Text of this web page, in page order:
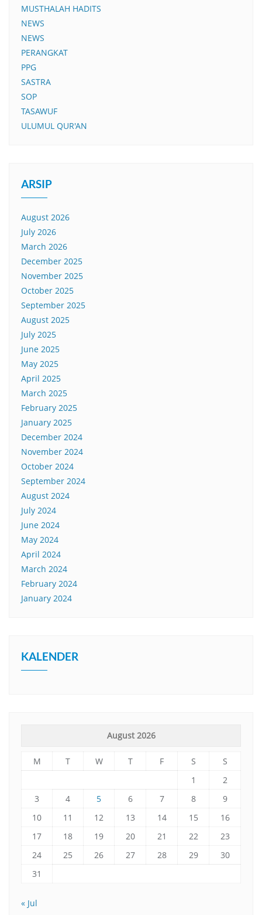
MUSTHALAH HADITS
NEWS
NEWS
PERANGKAT
PPG
SASTRA
SOP
TASAWUF
ULUMUL QUR'AN
ARSIP
August 2026
July 2026
March 2026
December 2025
November 2025
October 2025
September 2025
August 2025
July 2025
June 2025
May 2025
April 2025
March 2025
February 2025
January 2025
December 2024
November 2024
October 2024
September 2024
August 2024
July 2024
June 2024
May 2024
April 2024
March 2024
February 2024
January 2024
KALENDER
August 2026
M T W T F S
S
1
2
3
4 5 6 7 8
9
10
11 12 13 14 15
16
17
18 19 20 21 22
23
24
25 26 27 28 29
30
31
« Jul